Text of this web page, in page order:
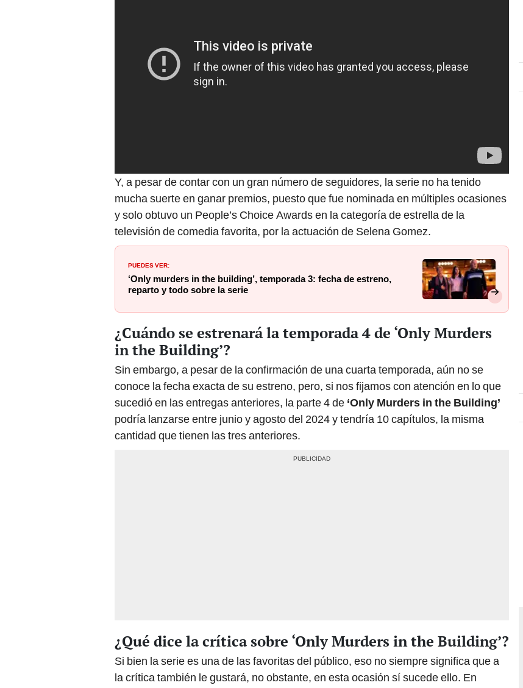
Y, a pesar de contar con un gran número de seguidores, la serie no ha tenido
mucha suerte en ganar premios, puesto que fue nominada en múltiples ocasiones
y solo obtuvo un People’s Choice Awards en la categoría de estrella de la
televisión de comedia favorita, por la actuación de Selena Gomez.
PUEDES VER:
‘Only murders in the building’, temporada 3: fecha de estreno,
reparto y todo sobre la serie
¿Cuándo se estrenará la temporada 4 de ‘Only Murders
in the Building’?
Sin embargo, a pesar de la confirmación de una cuarta temporada, aún no se
conoce la fecha exacta de su estreno, pero, si nos fijamos con atención en lo que
sucedió en las entregas anteriores, la parte 4 de ‘Only Murders in the Building’
podría lanzarse entre junio y agosto del 2024 y tendría 10 capítulos, la misma
cantidad que tienen las tres anteriores.
¿Qué dice la crítica sobre ‘Only Murders in the Building’?
Si bien la serie es una de las favoritas del público, eso no siempre significa que a
la crítica también le gustará, no obstante, en esta ocasión sí sucede ello. En